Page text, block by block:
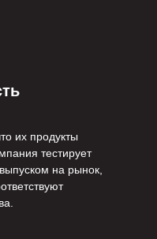
их продукты
тестирует
на рынок,